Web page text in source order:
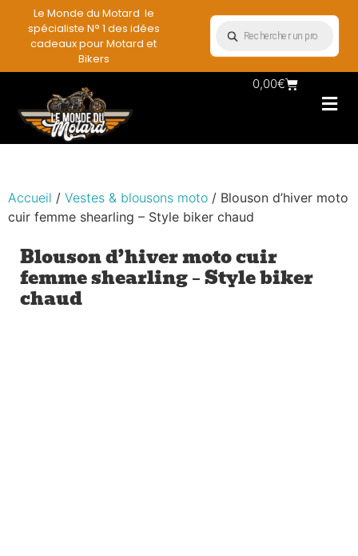
Le Monde du Motard le
spécialiste N° 1 des idées
cadeaux pour Motard et
Bikers
0,00€
Accueil / Vestes & blousons moto / Blouson d’hiver moto
cuir femme shearling – Style biker chaud
Blouson d’hiver moto cuir
femme shearling – Style biker
chaud